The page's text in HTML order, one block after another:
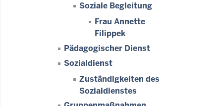
Soziale Begleitung
Frau Annette
Filippek
Pädagogischer Dienst
Sozialdienst
Zuständigkeiten des
Sozialdienstes